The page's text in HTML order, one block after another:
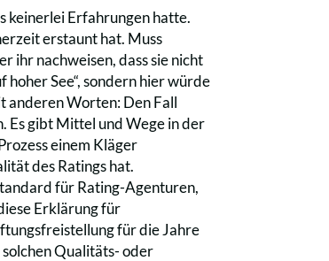
keinerlei Erfahrungen hatte.
erstaunt hat. Muss
ihr nachweisen, dass sie nicht
hoher See“, sondern hier würde
anderen Worten: Den Fall
Es gibt Mittel und Wege in der
einem Kläger
des Ratings hat.
für Rating-Agenturen,
Erklärung für
für die Jahre
Qualitäts- oder